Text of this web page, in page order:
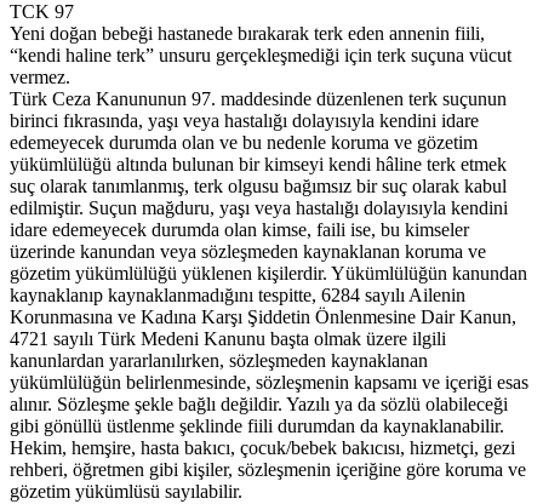
TCK 97
Yeni doğan bebeği hastanede bırakarak terk eden annenin fiili,
“kendi haline terk” unsuru gerçekleşmediği için terk suçuna vücut
vermez.
Türk Ceza Kanununun 97. maddesinde düzenlenen terk suçunun
birinci fıkrasında, yaşı veya hastalığı dolayısıyla kendini idare
edemeyecek durumda olan ve bu nedenle koruma ve gözetim
yükümlülüğü altında bulunan bir kimseyi kendi hâline terk etmek
suç olarak tanımlanmış, terk olgusu bağımsız bir suç olarak kabul
edilmiştir. Suçun mağduru, yaşı veya hastalığı dolayısıyla kendini
idare edemeyecek durumda olan kimse, faili ise, bu kimseler
üzerinde kanundan veya sözleşmeden kaynaklanan koruma ve
gözetim yükümlülüğü yüklenen kişilerdir. Yükümlülüğün kanundan
kaynaklanıp kaynaklanmadığını tespitte, 6284 sayılı Ailenin
Korunmasına ve Kadına Karşı Şiddetin Önlenmesine Dair Kanun,
4721 sayılı Türk Medeni Kanunu başta olmak üzere ilgili
kanunlardan yararlanılırken, sözleşmeden kaynaklanan
yükümlülüğün belirlenmesinde, sözleşmenin kapsamı ve içeriği esas
alınır. Sözleşme şekle bağlı değildir. Yazılı ya da sözlü olabileceği
gibi gönüllü üstlenme şeklinde fiili durumdan da kaynaklanabilir.
Hekim, hemşire, hasta bakıcı, çocuk/bebek bakıcısı, hizmetçi, gezi
rehberi, öğretmen gibi kişiler, sözleşmenin içeriğine göre koruma ve
gözetim yükümlüsü sayılabilir.